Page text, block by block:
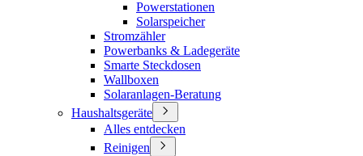
Powerstationen
Solarspeicher
Stromzähler
Powerbanks & Ladegeräte
Smarte Steckdosen
Wallboxen
Solaranlagen-Beratung
Haushaltsgeräte
Alles entdecken
Reinigen